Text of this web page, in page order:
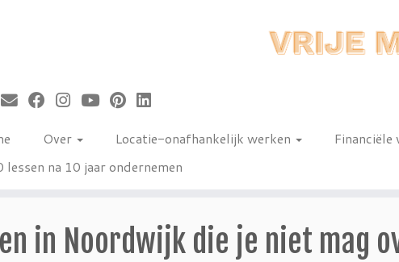
Over Locatie-onafhankelijk werken Financiële
lessen na 10 jaar ondernemen
in Noordwijk die je niet mag